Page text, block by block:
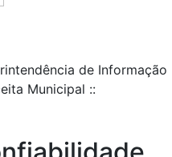
de Informação
Municipal ::